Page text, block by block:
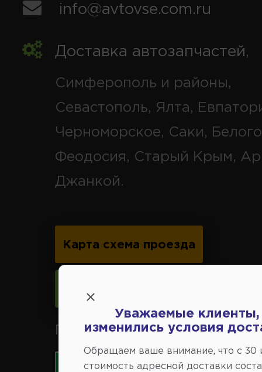
info@avtovse.com.ru
Доставка автозапчастей,
Симферополь и районы,
Севастополь, Ялта,
Черноморское, Саки,
Феодосия, Старый Крым,
Джанкой.
Карта схема проезда
Принимаем к оплате карты
Уважаемые клиенты,
изменились условия
Обращаем ваше внимание, что c 30
стоимость адресной доставки